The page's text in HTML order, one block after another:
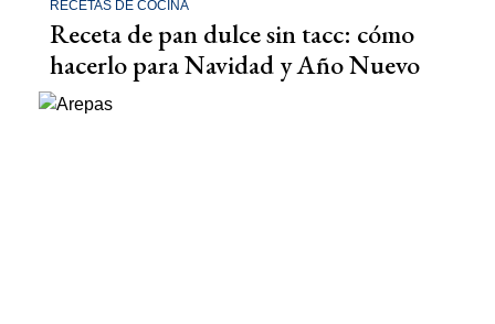
RECETAS DE COCINA
Receta de pan dulce sin tacc: cómo
hacerlo para Navidad y Año Nuevo